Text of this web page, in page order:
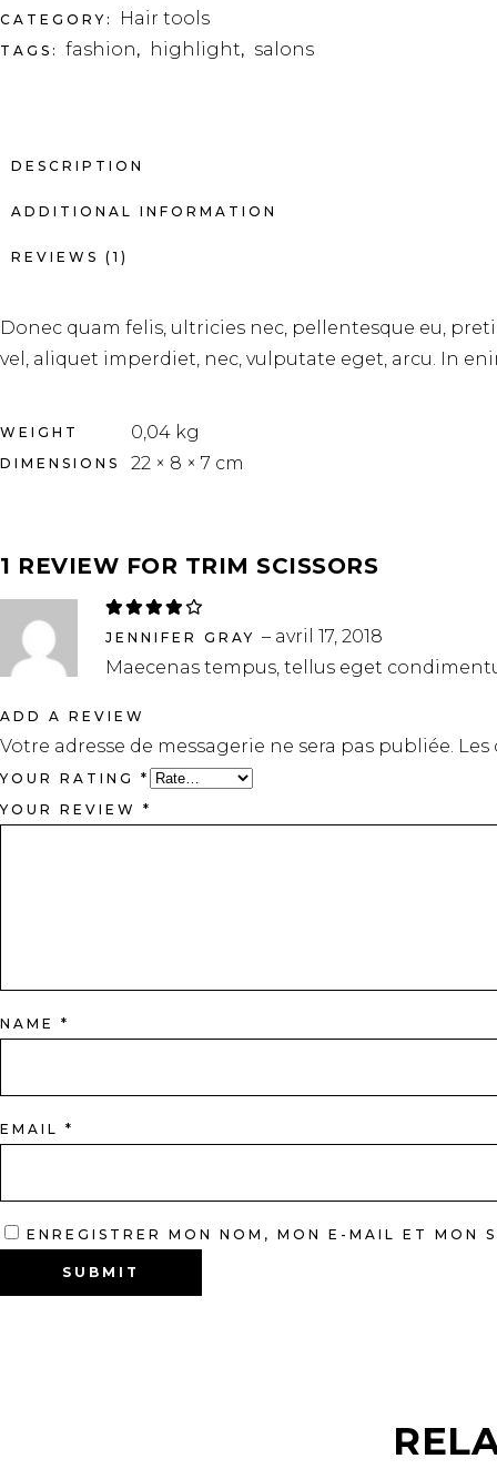
CATEGORY: Hair tools
TAGS: fashion , highlight, salons
DESCRIPTION
ADDITIONAL INFORMATION
REVIEWS (1)
Donec quam felis, ultricies nec, pellentesque eu,
vel, aliquet imperdiet, nec, vulputate eget, arcu. In
WEIGHT 0,04 kg
DIMENSIONS 22 × 8 × 7 cm
1 REVIEW FOR TRIM SCISSORS
of 5
JENNIFER GRAY – avril 17, 2018
Maecenas tempus, tellus eget
ADD A REVIEW
Votre adresse de messagerie ne sera pas publiée.
YOUR RATING *
YOUR REVIEW *
NAME *
EMAIL *
ENREGISTRER MON NOM, MON E-MAIL ET MON